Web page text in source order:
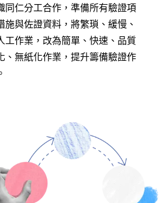
同仁分工合作，準備所有驗證項
施與佐證資料，將繁瑣、緩慢、
工作業，改為簡單、快速、品質
、無紙化作業，提升籌備驗證作